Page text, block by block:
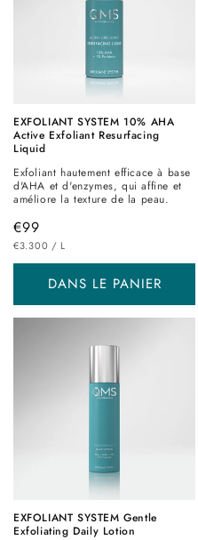
EXFOLIANT SYSTEM 10% AHA
Active Exfoliant Resurfacing
Liquid
Exfoliant hautement efficace à base
d'AHA et d'enzymes, qui affine et
améliore la texture de la peau.
Prix
habituel
€99
PRIX
UNITAIRE
€3.300 / PAR
L
DANS LE PANIER
EXFOLIANT SYSTEM Gentle
Exfoliating Daily Lotion